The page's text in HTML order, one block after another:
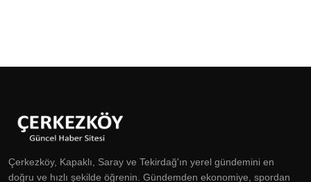
Çerkezköy, Kapaklı, Saray ve Tekirdağ'ın yerel gündemini en
doğru ve hızlı şekilde öğrenin. Gündemden ekonomiye, spordan